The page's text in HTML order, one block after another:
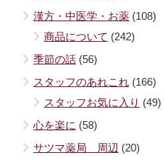
漢方・中医学・お薬 (108)
商品について (242)
季節の話 (56)
スタッフのあれこれ (166)
スタッフお気に入り (49)
心を楽に (58)
サツマ薬局 周辺 (20)